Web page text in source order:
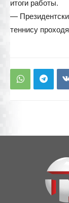
—
теннису